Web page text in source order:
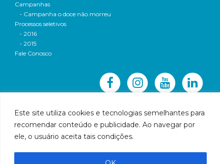
Este site utiliza cookies e tecnologias semelhantes para
recomendar conteúdo e publicidade. Ao navegar por
ele, o usuário aceita tais condições.
Campanhas
- Campanha o doce não morreu
Processos seletivos
- 2016
- 2015
Fale Conosco
© 2016 CBH-Doce - Todos os direitos reservados
cbhbaciadoriodoce@gmail.com